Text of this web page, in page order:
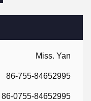
Miss. Yan
86-755-84652995
86-0755-84652995